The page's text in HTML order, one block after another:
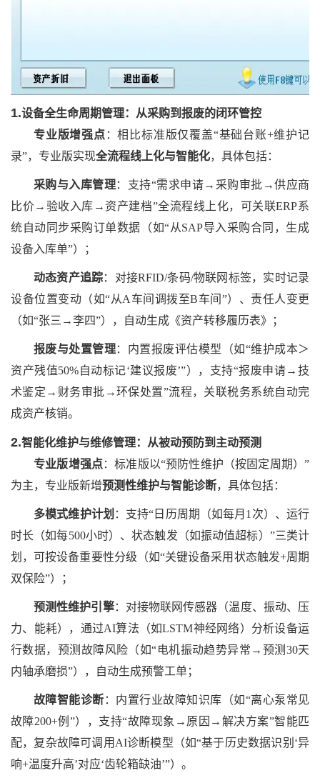
1.设备全生命周期管理：从采购到报废的闭环管控
专业版增强点 ：相比标准版仅覆盖“基础台账+维护记
录”，专业版实现全流程线上化与智能化，具体包括：
采购与入库管理：支持“需求申请→采购审批→供应商
比价→验收入库→资产建档”全流程线上化，可关联ERP系
统自动同步采购订单数据（如“从SAP导入采购合同，生成
设备入库单”）；
动态资产追踪：对接RFID/条码/物联网标签，实时记录
设备位置变动（如“从A车间调拨至B车间”）、责任人变更
（如“张三→李四”），自动生成《资产转移履历表》；
报废与处置管理：内置报废评估模型（如“维护成本＞
资产残值50%自动标记‘建议报废’”），支持“报废申请→技
术鉴定→财务审批→环保处置”流程，关联税务系统自动完
成资产核销。
2.智能化维护与维修管理：从被动预防到主动预测
专业版增强点：标准版以“预防性维护（按固定周期）”
为主，专业版新增预测性维护与智能诊断，具体包括：
多模式维护计划 ：支持“日历周期（如每月1次）、运行
时长（如每500小时）、状态触发（如振动值超标）”三类计
划，可按设备重要性分级（如“关键设备采用状态触发+周期
双保险”）；
预测性维护引擎：对接物联网传感器（温度、振动、压
力、能耗），通过AI算法（如LSTM神经网络）分析设备运
行数据，预测故障风险（如“电机振动趋势异常→预测30天
内轴承磨损”），自动生成预警工单；
故障智能诊断 ：内置行业故障知识库（如“离心泵常见
故障200+例”），支持“故障现象→原因→解决方案”智能匹
配，复杂故障可调用AI诊断模型（如“基于历史数据识别‘异
响+温度升高’对应‘齿轮箱缺油’”）。